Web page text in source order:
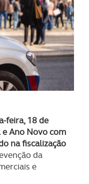
feira, 18 de
Ano Novo com
na fiscalização
da
e